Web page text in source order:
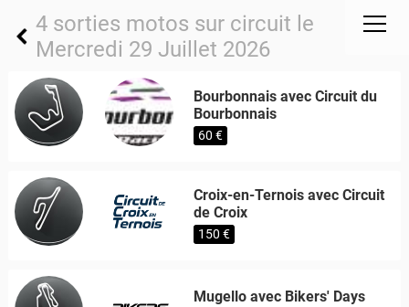
4 sorties motos sur circuit le
Mercredi 29 Juillet 2026
Bourbonnais avec Circuit du
Bourbonnais
60 €
Croix-en-Ternois avec Circuit
de Croix
150 €
Mugello avec Bikers' Days